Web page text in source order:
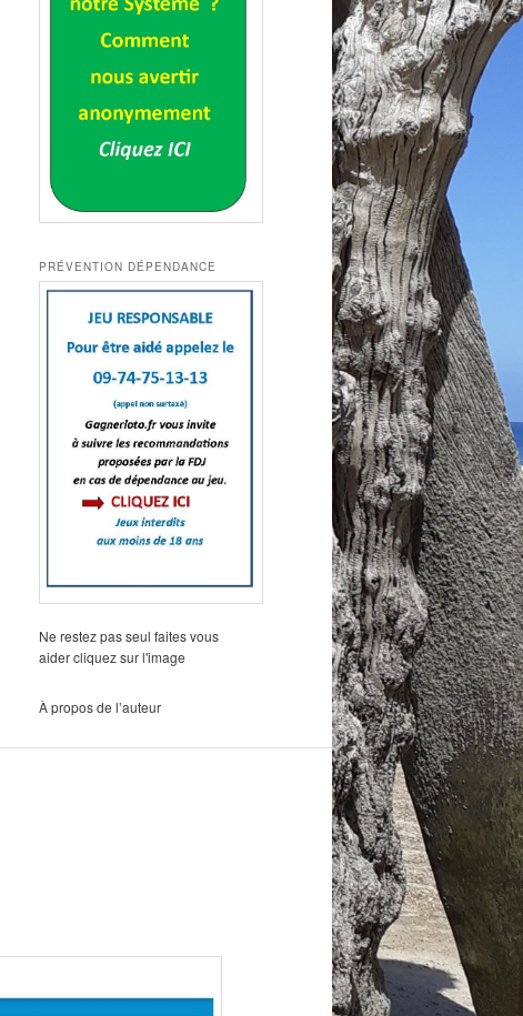
PRÉVENTION DÉPENDANCE
Ne restez pas seul faites vous
aider cliquez sur l'image
À propos de l’auteur